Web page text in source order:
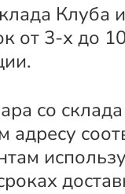
Клуба
от 3-х до
со